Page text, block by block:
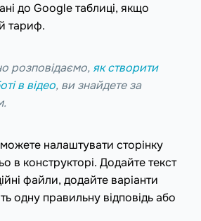
до Google таблиці, якщо
тариф.
розповідаємо,як створити
в відео, ви знайдете за
налаштувати сторінку
в конструкторі. Додайте текст
файли, додайте варіанти
одну правильну відповідь або